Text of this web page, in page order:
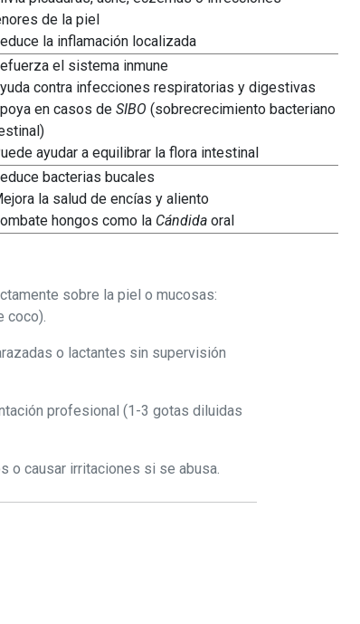
de la piel
la inflamación localizada
el sistema inmune
contra infecciones respiratorias y digestivas
en casos de SIBO (sobrecrecimiento bacteriano
ayudar a equilibrar la flora intestinal
bacterias bucales
la salud de encías y aliento
hongos como la Cándida oral
sobre la piel o mucosas:
coco).
o lactantes sin supervisión
profesional (1-3 gotas diluidas
o causar irritaciones si se abusa.